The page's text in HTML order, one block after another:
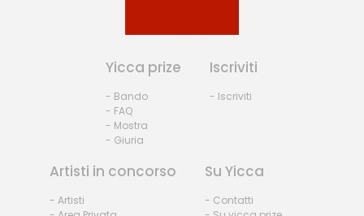
Yicca prize
- Bando
- FAQ
- Mostra
- Giuria
Iscriviti
- Iscriviti
Artisti in concorso
- Artisti
Su Yicca
- Contatti